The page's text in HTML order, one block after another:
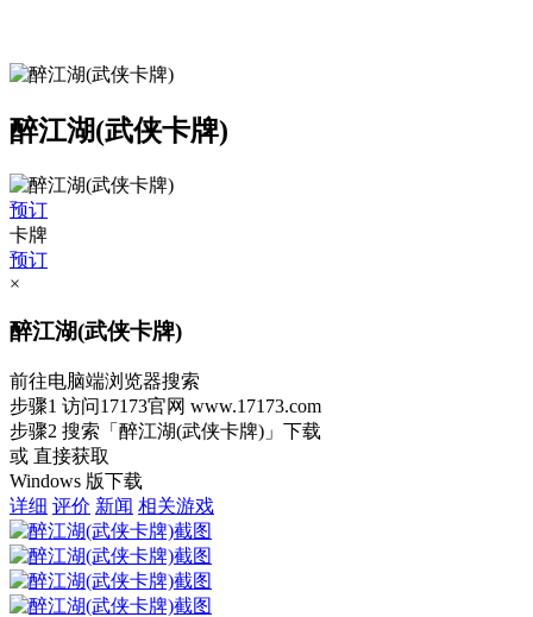
醉江湖(武侠卡牌)
预订
卡牌
预订
×
醉江湖(武侠卡牌)
前往电脑端浏览器搜索
步骤1 访问17173官网 www.17173.com
步骤2 搜索 「醉江湖(武侠卡牌)」 下载
或 直接获取
Windows 版下载
详细 评价 新闻 相关游戏